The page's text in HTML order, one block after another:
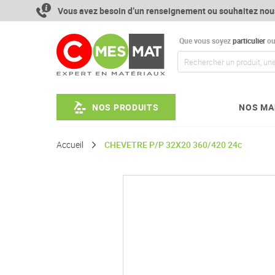
contenu
Vous avez besoin d’un renseignement ou souhaitez
Que vous soyezparticulierou
NOS PRODUITS NOS
Accueil CHEVETRE P/P 32X20 360/420 24c